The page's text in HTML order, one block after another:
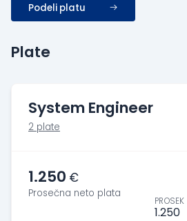
Podeli platu
Plate
System Engineer
2 plate
1.250 €
Prosečna neto plata
1.250